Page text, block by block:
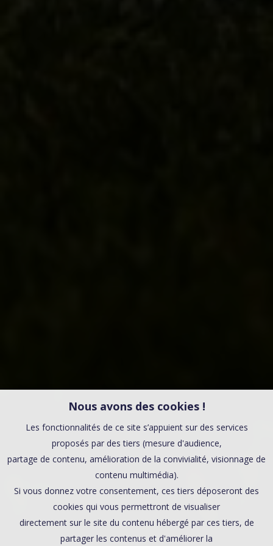
Nous avons des cookies !
Les fonctionnalités de ce site s’appuient sur des services
proposés par des tiers (mesure d'audience,
partage de contenu, amélioration de la convivialité, visionnage de
contenu multimédia).
Si vous donnez votre consentement, ces tiers déposeront des
cookies qui vous permettront de visualiser
directement sur le site du contenu hébergé par ces tiers, de
partager les contenus et d'améliorer la